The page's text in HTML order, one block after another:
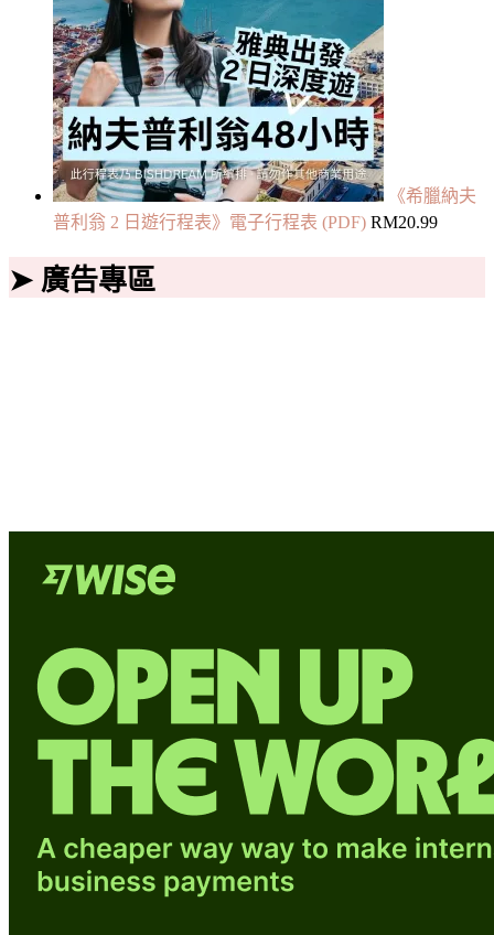
《希臘納夫
普利翁 2 日遊行程表》電子行程表 (PDF) RM20.99
➤ 廣告專區